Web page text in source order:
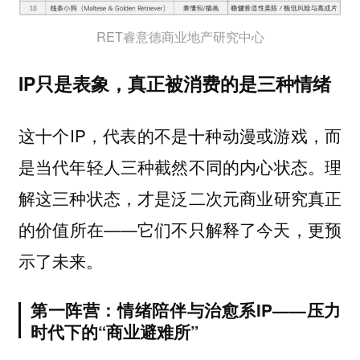
RET睿意德商业地产研究中心
IP只是表象，真正被消费的是三种情绪
这十个IP，代表的不是十种动漫或游戏，而
是当代年轻人三种截然不同的内心状态。理
解这三种状态，才是泛二次元商业研究真正
的价值所在——它们不只解释了今天，更预
示了未来。
第一阵营：情绪陪伴与治愈系IP——压力
时代下的“商业避难所”